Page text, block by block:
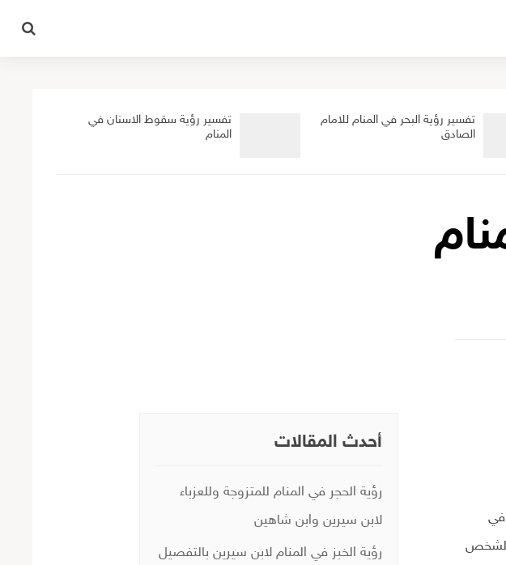
تفسير رؤية البحر في المنام للامام
الصادق
تفسير رؤية سقوط الاسنان في
المنام
في
الشخص
أحدث المقالات
رؤية الحجر في المنام للمتزوجة وللعزباء
لابن سيرين وابن شاهين
رؤية الخبز في المنام لابن سيرين بالتفصيل